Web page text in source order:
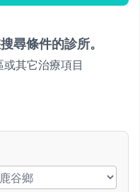
尋條件的診所。
其它治療項目